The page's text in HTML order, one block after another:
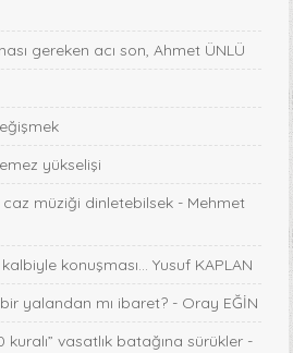
gereken acı son, Ahmet ÜNLÜ
yükselişi
müziği dinletebilsek - Mehmet
kalbiyle konuşması... Yusuf KAPLAN
yalandan mı ibaret? - Oray EĞİN
vasatlık batağına sürükler -